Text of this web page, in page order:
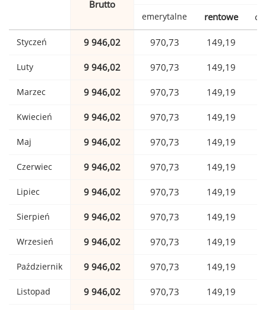
Brutto
emerytalne rentowe
Styczeń 9 946,02 970,73 149,19
Luty 9 946,02 970,73 149,19
Marzec 9 946,02 970,73 149,19
Kwiecień 9 946,02 970,73 149,19
Maj 9 946,02 970,73 149,19
Czerwiec 9 946,02 970,73 149,19
Lipiec 9 946,02 970,73 149,19
Sierpień 9 946,02 970,73 149,19
Wrzesień 9 946,02 970,73 149,19
Październik 9 946,02 970,73 149,19
Listopad 9 946,02 970,73 149,19